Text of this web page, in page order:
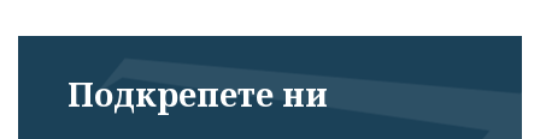
Подкрепете ни